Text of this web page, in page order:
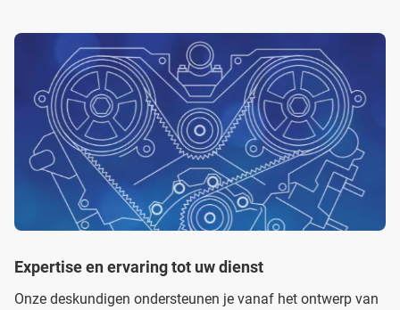
Expertise en ervaring tot uw dienst
Onze deskundigen ondersteunen je vanaf het ontwerp van